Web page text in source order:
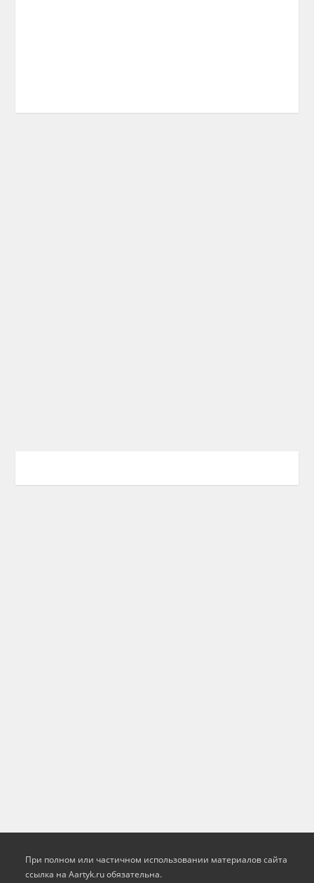
При полном или частичном использовании материалов сайта
ссылка на Aartyk.ru oбязательна.